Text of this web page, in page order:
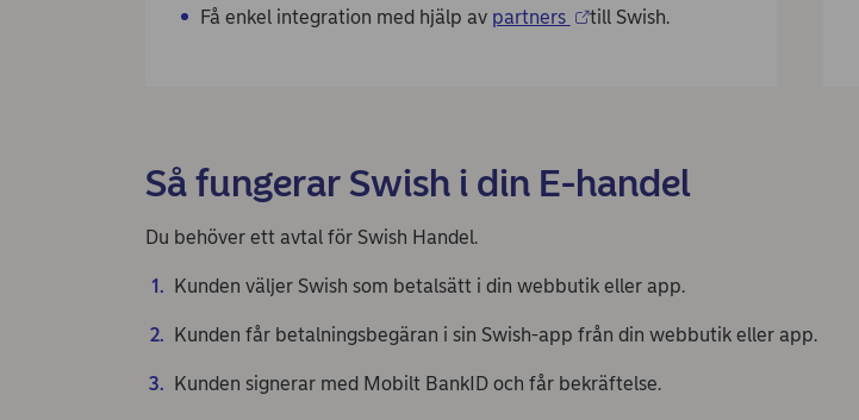
Få enkel integration med hjälp av partners till Swish.
Så fungerar Swish i din E-handel
Du behöver ett avtal för Swish Handel.
Kunden väljer Swish som betalsätt i din webbutik eller app.
Kunden får betalningsbegäran i sin Swish-app från din webbutik eller app.​
Kunden signerar med Mobilt BankID och får bekräftelse. ​